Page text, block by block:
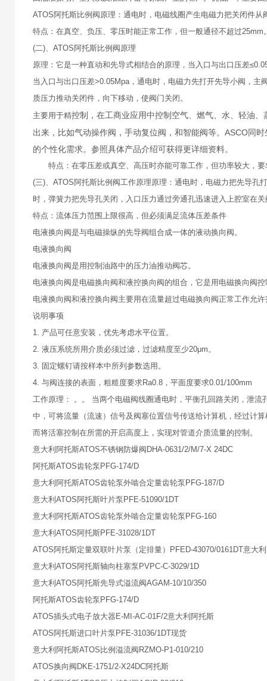
ATOS阿托斯比例阀原理：通电时，电磁线圈产生电磁力把关闭件
特点：在真空、负压、零压时能正常工作，但一般通径不超过25mm
(二)、ATOS阿托斯比例阀原理
原理：它是一种直动和先导式相结合的原理，当入口与出口压差
当入口与出口压差>0.05Mpa，通电时，电磁力先打开先导小阀，
质压力推动关闭件，向下移动，使阀门关闭。
主要用于精控制，在工商业应用中控制空气、燃气、水、轻油
出来，比如气动操作阀，手动复位阀，和智能阀等。ASCO同
的个性化需求。参照具体产品介绍可获得更详细资料。
特点：在零压差或真空、高压时亦能可靠工作，但功率较大，要
(三)、ATOS阿托斯比例阀工作原理原理：通电时，电磁力把先导
时，弹簧力把先导孔关闭，入口压力通过旁通孔迅速进入上腔室在
特点：流体压力范围上限很高，但必须满足流体压差条件
电液换向阀是与电磁操纵的先导阀组合成一体的液动换向阀。
电液换向阀
电液换向阀是用控制油路中的压力油推动阀芯。
电液换向阀是电磁换向阀和液控换向阀的组合，它是用电磁换向阀
电液换向阀和液控换向阀主要用在流量超过电磁换向阀正常工作允
说明事项
1. 产品可任意安装，优先考虑水平位置。
2. 液压系统所用介质必须过滤，过滤精度至少20μm。
3. 固定螺钉请按样本中所列参数选用。
4. 与阀连接的表面，粗糙度要求Ra0.8，平面度要求0.01/100mm
工作原理： 。。 当两个电磁阀线圈通电时，平衡孔回路关闭，泄
中，可将流量（流速）信号及阀塞位置信号传送给计算机，经过计
而将活塞控制在所需的开启高度上，实现对管道介质流量的控制。
意大利阿托斯ATOS不锈钢防爆阀DHA-0631/2/M/7-X 24DC
阿托斯ATOS齿轮泵PFG-174/D
意大利阿托斯ATOS齿轮泵外啮合定量齿轮泵PFG-187/D
意大利ATOS阿托斯叶片泵PFE-51090/1DT
意大利阿托斯ATOS齿轮泵外啮合定量齿轮泵PFG-160
意大利ATOS阿托斯PFE-31028/1DT
ATOS阿托斯定量双联叶片泵（定排量）PFED-43070/0161DT意大利
意大利ATOS阿托斯轴向柱塞泵PVPC-C-3029/1D
意大利ATOS阿托斯先导式溢流阀AGAM-10/10/350
阿托斯ATOS齿轮泵PFG-174/D
ATOS插头式电子放大器E-MI-AC-01F/2意大利阿托斯
ATOS阿托斯进口叶片泵PFE-31036/1DT现货
意大利阿托斯ATOS比例溢流阀RZMO-P1-010/210
ATOS换向阀DKE-1751/2-X24DC阿托斯